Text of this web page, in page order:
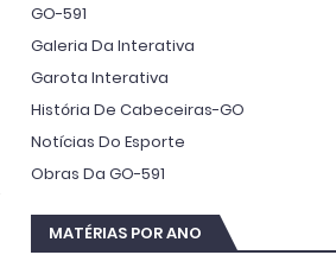
GO-591
Galeria Da Interativa
Garota Interativa
História De Cabeceiras-GO
Notícias Do Esporte
Obras Da GO-591
MATÉRIAS POR ANO